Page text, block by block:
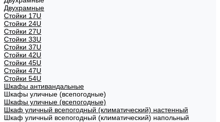
Двухрамные
Стойки 17U
Стойки 24U
Стойки 27U
Стойки 33U
Стойки 37U
Стойки 42U
Стойки 45U
Стойки 47U
Стойки 54U
Шкафы антивандальные
Шкафы уличные (всепогодные)
Шкафы уличные (всепогодные)
Шкаф уличный всепогодный (климатический) настенный
Шкаф уличный всепогодный (климатический) напольный